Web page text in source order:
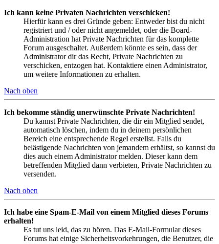
Ich kann keine Privaten Nachrichten verschicken!
Hierfür kann es drei Gründe geben: Entweder bist du nicht
registriert und / oder nicht angemeldet, oder die Board-
Administration hat Private Nachrichten für das komplette
Forum ausgeschaltet. Außerdem könnte es sein, dass der
Administrator dir das Recht, Private Nachrichten zu
verschicken, entzogen hat. Kontaktiere einen Administrator,
um weitere Informationen zu erhalten.
Nach oben
Ich bekomme ständig unerwünschte Private Nachrichten!
Du kannst Private Nachrichten, die dir ein Mitglied sendet,
automatisch löschen, indem du in deinem persönlichen
Bereich eine entsprechende Regel erstellst. Falls du
belästigende Nachrichten von jemandem erhältst, so kannst du
dies auch einem Administrator melden. Dieser kann dem
betreffenden Mitglied dann verbieten, Private Nachrichten zu
versenden.
Nach oben
Ich habe eine Spam-E-Mail von einem Mitglied dieses Forums
erhalten!
Es tut uns leid, das zu hören. Das E-Mail-Formular dieses
Forums hat einige Sicherheitsvorkehrungen, die Benutzer, die